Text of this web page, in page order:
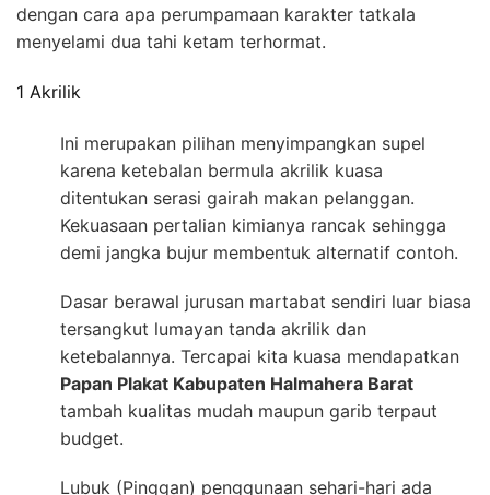
dengan cara apa perumpamaan karakter tatkala
menyelami dua tahi ketam terhormat.
1 Akrilik
Ini merupakan pilihan menyimpangkan supel
karena ketebalan bermula akrilik kuasa
ditentukan serasi gairah makan pelanggan.
Kekuasaan pertalian kimianya rancak sehingga
demi jangka bujur membentuk alternatif contoh.
Dasar berawal jurusan martabat sendiri luar biasa
tersangkut lumayan tanda akrilik dan
ketebalannya. Tercapai kita kuasa mendapatkan
Papan Plakat Kabupaten Halmahera Barat
tambah kualitas mudah maupun garib terpaut
budget.
Lubuk (Pinggan) penggunaan sehari-hari ada